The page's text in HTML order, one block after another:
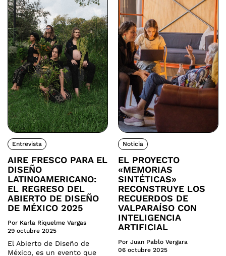
Entrevista
AIRE FRESCO PARA EL
DISEÑO
LATINOAMERICANO:
EL REGRESO DEL
ABIERTO DE DISEÑO
DE MÉXICO 2025
Por Karla Riquelme Vargas
29 octubre 2025
El Abierto de Diseño de
México, es un evento que
Noticia
EL PROYECTO
«MEMORIAS
SINTÉTICAS»
RECONSTRUYE LOS
RECUERDOS DE
VALPARAÍSO CON
INTELIGENCIA
ARTIFICIAL
Por Juan Pablo Vergara
06 octubre 2025